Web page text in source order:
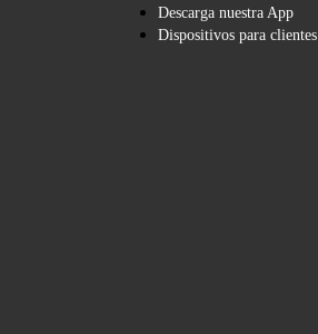
Descarga nuestra App
Dispositivos para clientes